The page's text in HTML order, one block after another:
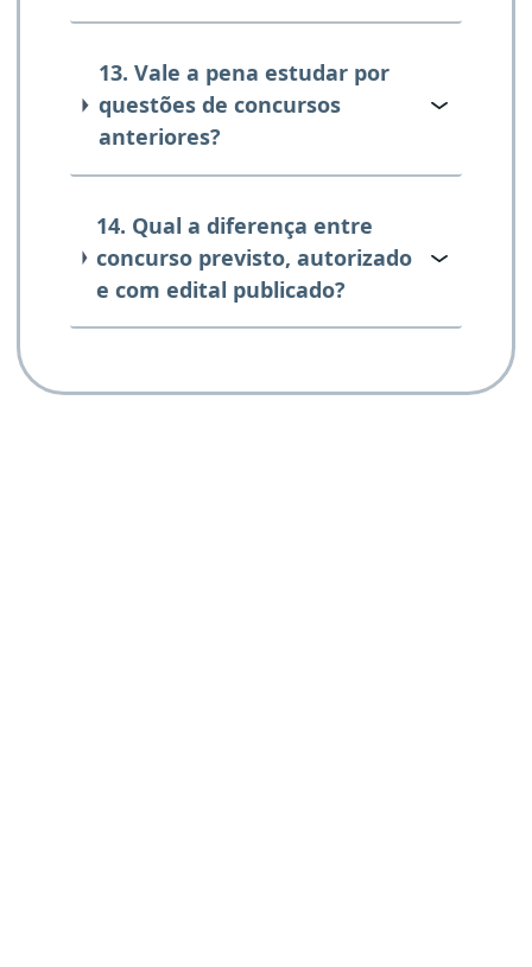
13. Vale a pena estudar por
questões de concursos
anteriores?
14. Qual a diferença entre
concurso previsto, autorizado
e com edital publicado?